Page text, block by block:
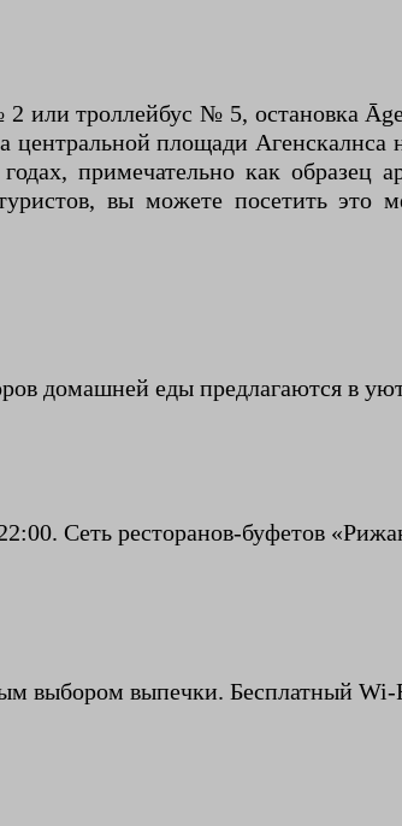
троллейбус № 5, остановка
площади Агенскалнса
примечательно как образец
вы можете посетить это
домашней еды предлагаются в
Сеть ресторанов-буфетов
выбором выпечки. Бесплатный Wi-